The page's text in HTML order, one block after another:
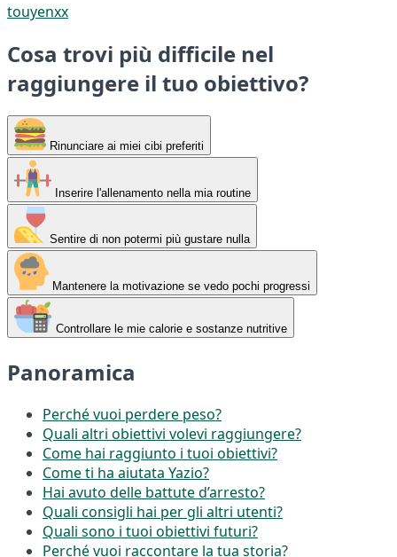
touyenxx
Cosa trovi più difficile nel
raggiungere il tuo obiettivo?
Rinunciare ai miei cibi preferiti
Inserire l'allenamento nella mia routine
Sentire di non potermi più gustare nulla
Mantenere la motivazione se vedo pochi progressi
Controllare le mie calorie e sostanze nutritive
Panoramica
Perché vuoi perdere peso?
Quali altri obiettivi volevi raggiungere?
Come hai raggiunto i tuoi obiettivi?
Come ti ha aiutata Yazio?
Hai avuto delle battute d’arresto?
Quali consigli hai per gli altri utenti?
Quali sono i tuoi obiettivi futuri?
Perché vuoi raccontare la tua storia?